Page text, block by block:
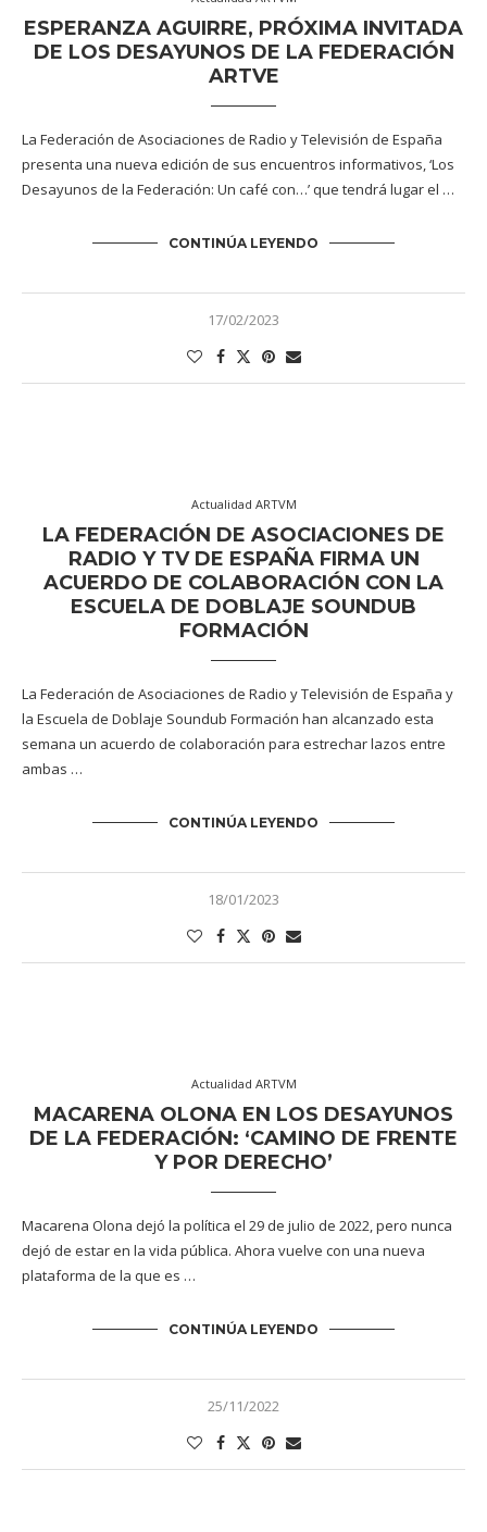
ESPERANZA AGUIRRE, PRÓXIMA INVITADA
DE LOS DESAYUNOS DE LA FEDERACIÓN
ARTVE
La Federación de Asociaciones de Radio y Televisión de España
presenta una nueva edición de sus encuentros informativos, ‘Los
Desayunos de la Federación: Un café con…’ que tendrá lugar el …
CONTINÚA LEYENDO
17/02/2023
Actualidad ARTVM
LA FEDERACIÓN DE ASOCIACIONES DE
RADIO Y TV DE ESPAÑA FIRMA UN
ACUERDO DE COLABORACIÓN CON LA
ESCUELA DE DOBLAJE SOUNDUB
FORMACIÓN
La Federación de Asociaciones de Radio y Televisión de España y
la Escuela de Doblaje Soundub Formación han alcanzado esta
semana un acuerdo de colaboración para estrechar lazos entre
ambas …
CONTINÚA LEYENDO
18/01/2023
Actualidad ARTVM
MACARENA OLONA EN LOS DESAYUNOS
DE LA FEDERACIÓN: ‘CAMINO DE FRENTE
Y POR DERECHO’
Macarena Olona dejó la política el 29 de julio de 2022, pero nunca
dejó de estar en la vida pública. Ahora vuelve con una nueva
plataforma de la que es …
CONTINÚA LEYENDO
25/11/2022